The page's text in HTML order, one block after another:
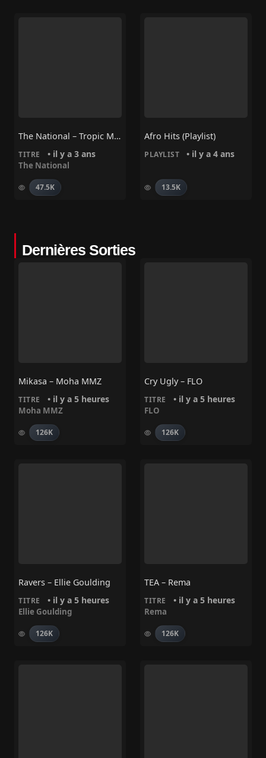
The National – Tropic Morning News
TITRE • il y a 3 ans
The National
47.5K
Afro Hits (Playlist)
PLAYLIST • il y a 4 ans
13.5K
Dernières Sorties
Mikasa – Moha MMZ
TITRE • il y a 5 heures
Moha MMZ
126K
Cry Ugly – FLO
TITRE • il y a 5 heures
FLO
126K
Ravers – Ellie Goulding
TITRE • il y a 5 heures
Ellie Goulding
126K
TEA – Rema
TITRE • il y a 5 heures
Rema
126K